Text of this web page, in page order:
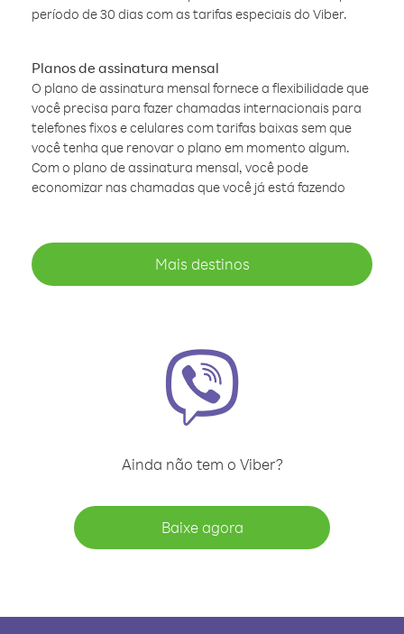
período de 30 dias com as tarifas especiais do Viber.
Planos de assinatura mensal
O plano de assinatura mensal fornece a flexibilidade que
você precisa para fazer chamadas internacionais para
telefones fixos e celulares com tarifas baixas sem que
você tenha que renovar o plano em momento algum.
Com o plano de assinatura mensal, você pode
economizar nas chamadas que você já está fazendo
Mais destinos
Ainda não tem o Viber?
Baixe agora